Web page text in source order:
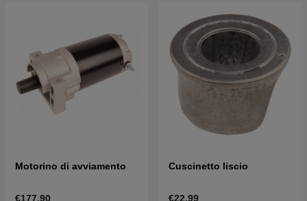
Motorino di avviamento
€177.90
Cuscinetto liscio
€22.99